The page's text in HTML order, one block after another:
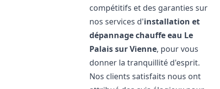
compétitifs et des garanties sur
nos services d'installation et
dépannage chauffe eau Le
Palais sur Vienne, pour vous
donner la tranquillité d'esprit.
Nos clients satisfaits nous ont